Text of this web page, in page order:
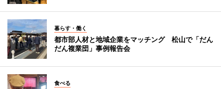
暮らす・働く
都市部人材と地域企業をマッチング 松山で「だん
だん複業団」事例報告会
食べる